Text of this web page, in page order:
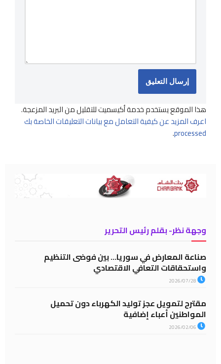
هذا الموقع يستخدم خدمة أكيسميت للتقليل من البريد المزعجة.
اعرف المزيد عن كيفية التعامل مع بيانات التعليقات الخاصة بك
processed
.
وجهة نظر- بقلم رئيس التحرير
صناعة المعارض في سوريا… بين فوضى التنظيم
واستحقاقات التعافي الاقتصادي
مقترح لتمويل عجز توليد الكهرباء دون تحميل
المواطنين أعباء إضافية